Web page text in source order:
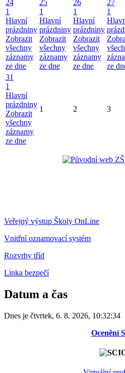
24
1
Hlavní
prázdniny
Zobrazit
všechny
záznamy
ze dne
25
1
Hlavní
prázdniny
Zobrazit
všechny
záznamy
ze dne
26
1
Hlavní
prázdniny
Zobrazit
všechny
záznamy
ze dne
27
1
ze
31
1
Hlavní
prázdniny
Zobrazit
všechny
záznamy
ze dne
1 2 3
Veřejný výstup Školy OnLine
Vnitřní oznamovací systém
Rozvrhy tříd
Linka bezpečí
Datum a čas
Dnes je čtvrtek, 6. 8. 2026, 10:32:34
Ocenění